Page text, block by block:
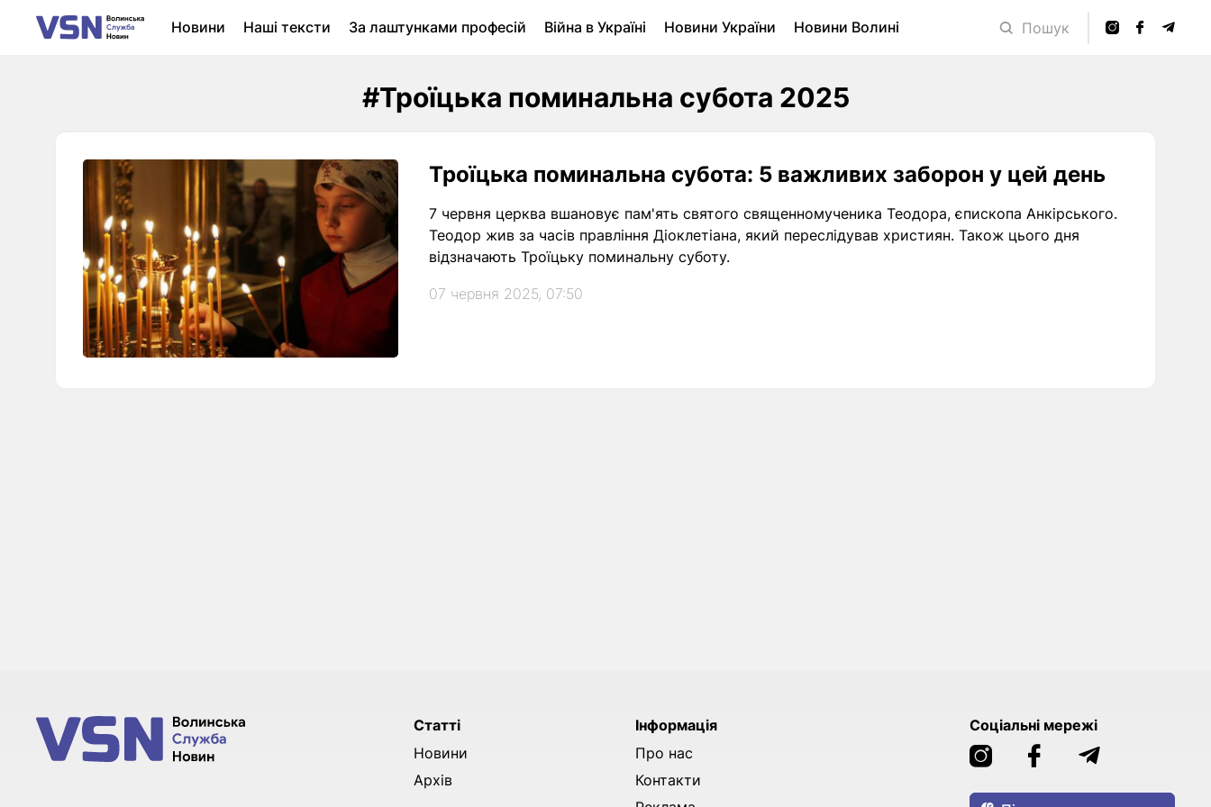
Новини Наші тексти За лаштунками професій Війна в Україні Новини України
Новини Волині
Пошук
#Троїцька поминальна субота 2025
Троїцька поминальна субота: 5 важливих заборон у цей день
7 червня церква вшановує пам'ять святого священномученика Теодора, єпископа Анкірського.
Теодор жив за часів правління Діоклетіана, який переслідував християн. Також цього дня
відзначають Троїцьку поминальну суботу.
07 червня 2025, 07:50
Статті
Новини
Архів
Інформація
Про нас
Контакти
Соціальні мережі